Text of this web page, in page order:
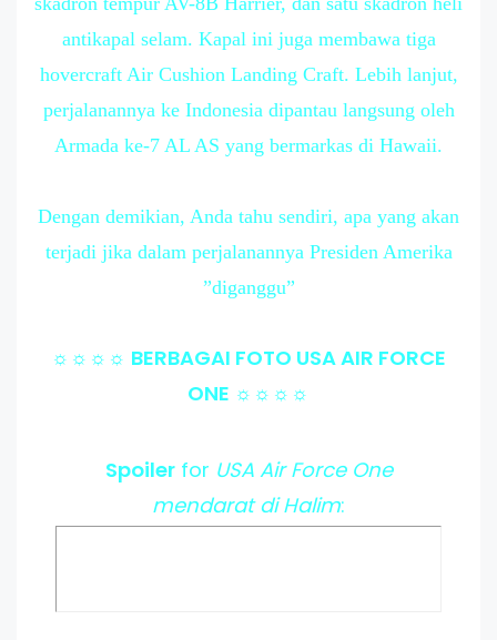
antikapal selam. Kapal ini juga membawa tiga
hovercraft Air Cushion Landing Craft. Lebih lanjut,
perjalanannya ke Indonesia dipantau langsung oleh
Armada ke-7 AL AS yang bermarkas di Hawaii.
Dengan demikian, Anda tahu sendiri, apa yang akan
terjadi jika dalam perjalanannya Presiden Amerika
”diganggu”
☼☼☼☼ BERBAGAI FOTO USA AIR FORCE
ONE ☼☼☼☼
Spoilerfor USA Air Force One
mendarat di Halim: